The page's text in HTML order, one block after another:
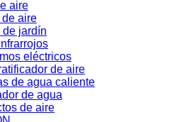
aire
aire
de jardín
eléctricos
de aire
de agua caliente
de agua
de aire